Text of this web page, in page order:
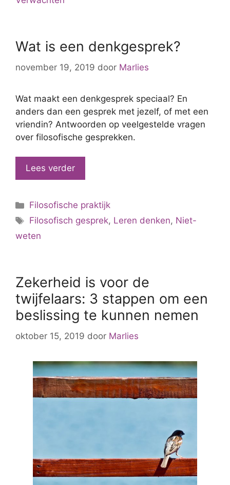
Wat is een denkgesprek?
november 19, 2019 door Marlies
Wat maakt een denkgesprek speciaal? En
anders dan een gesprek met jezelf, of met een
vriendin? Antwoorden op veelgestelde vragen
over filosofische gesprekken.
Lees verder
Categorieën
Filosofische praktijk
Tags
Filosofisch gesprek, Leren denken, Niet-
weten
Zekerheid is voor de
twijfelaars: 3 stappen om een
beslissing te kunnen nemen
oktober 15, 2019 door Marlies